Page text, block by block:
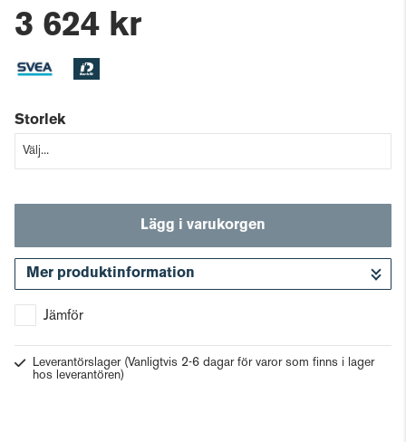
3 624 kr
Storlek
Lägg i varukorgen
Mer produktinformation
Jämför
Leverantörslager (Vanligtvis 2-6 dagar för varor som finns i lager
hos leverantören)